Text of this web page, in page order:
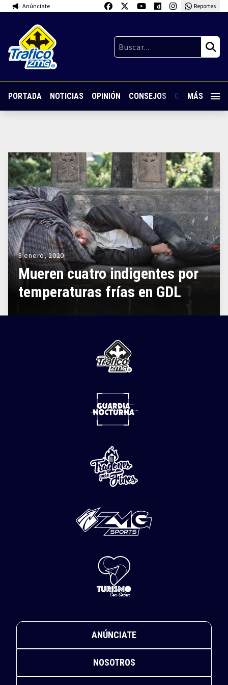
Anúnciate Reportes
PORTADA NOTICIAS OPINIÓN CONSEJOS GUARDIA
MÁS
8 enero, 2020
Mueren cuatro indigentes por
temperaturas frías en GDL
ANÚNCIATE
NOSOTROS